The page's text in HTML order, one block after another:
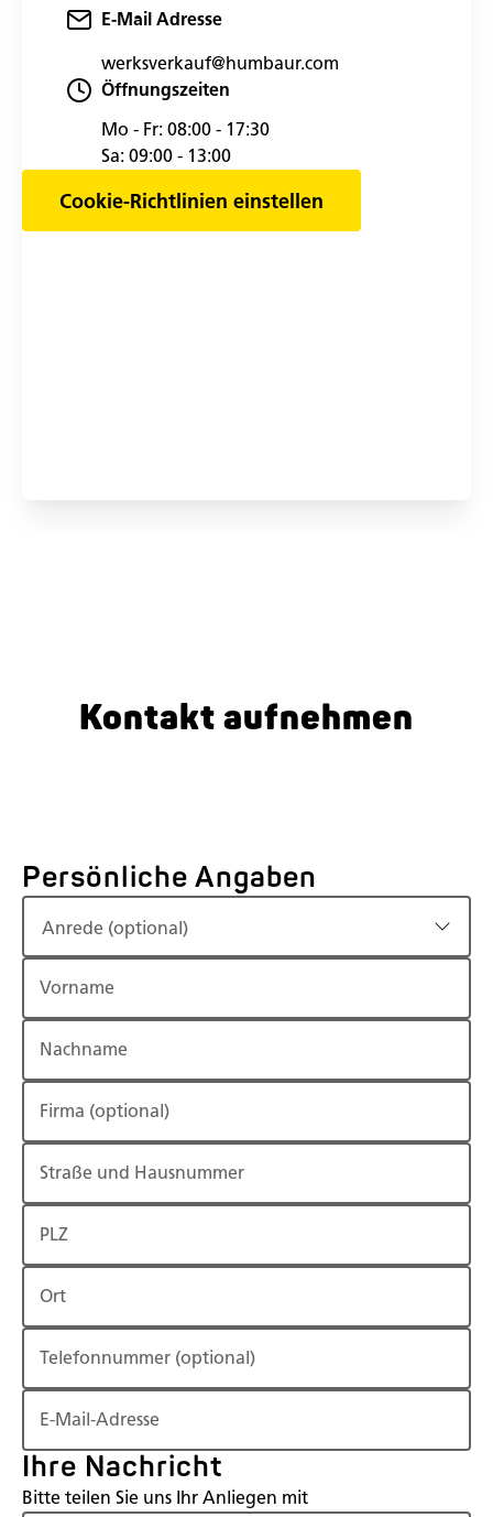
E-Mail Adresse
werksverkauf@humbaur.com
Öffnungszeiten
Mo - Fr: 08:00 - 17:30
Sa: 09:00 - 13:00
Cookie-Richtlinien einstellen
Kontakt aufnehmen
Persönliche Angaben
Anrede (optional)
Vorname
Nachname
Firma (optional)
Straße und Hausnummer
PLZ
Ort
Telefonnummer (optional)
E-Mail-Adresse
Ihre Nachricht
Bitte teilen Sie uns Ihr Anliegen mit